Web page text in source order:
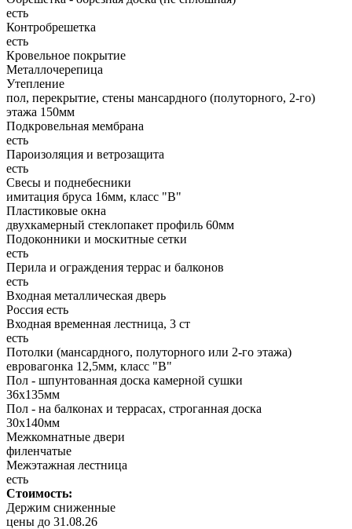
есть
Контробрешетка
есть
Кровельное покрытие
Металлочерепица
Утепление
пол, перекрытие, стены мансардного (полуторного, 2-го)
этажа 150мм
Подкровельная мембрана
есть
Пароизоляция и ветрозащита
есть
Свесы и поднебесники
имитация бруса 16мм, класс "В"
Пластиковые окна
двухкамерный стеклопакет профиль 60мм
Подоконники и москитные сетки
есть
Перила и ограждения террас и балконов
есть
Входная металлическая дверь
Россия есть
Входная временная лестница, 3 ст
есть
Потолки (мансардного, полуторного или 2-го этажа)
евровагонка 12,5мм, класс "В"
Пол - шпунтованная доска камерной сушки
36х135мм
Пол - на балконах и террасах, строганная доска
30х140мм
Межкомнатные двери
филенчатые
Межэтажная лестница
есть
Стоимость:
Держим сниженные
цены до 31.08.26